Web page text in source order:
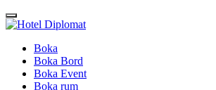
Boka
Boka Bord
Boka Event
Boka rum